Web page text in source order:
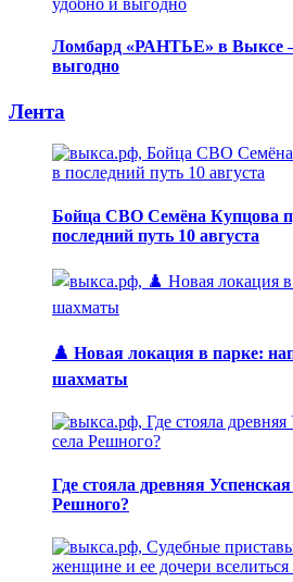
Ломбард «РАНТЬЕ» в Выксе
выгодно
Лента
Бойца СВО Семёна Купцова
последний путь 10 августа
♟️ Новая локация в парке:
шахматы
Где стояла древняя
Решного?